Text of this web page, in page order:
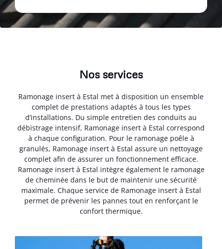
Nos services
Ramonage insert à Estal met à disposition un ensemble
complet de prestations adaptés à tous les types
d’installations. Du simple entretien des conduits au
débistrage intensif, Ramonage insert à Estal correspond
à chaque configuration. Pour le ramonage poêle à
granulés, Ramonage insert à Estal assure un nettoyage
complet afin de assurer un fonctionnement efficace.
Ramonage insert à Estal intègre également le ramonage
de cheminée dans le but de maintenir une sécurité
maximale. Chaque service de Ramonage insert à Estal
permet de prévenir les pannes tout en renforçant le
confort thermique.